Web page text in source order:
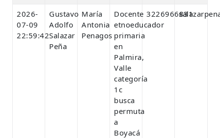
2026-
07-09
22:59:42
Gustavo
Adolfo
Salazar
Peña
María
Antonia
Penagos
Docente
etnoeducador
primaria
en
Palmira,
Valle
categoría
1c
busca
permuta
a
Boyacá
3226966831